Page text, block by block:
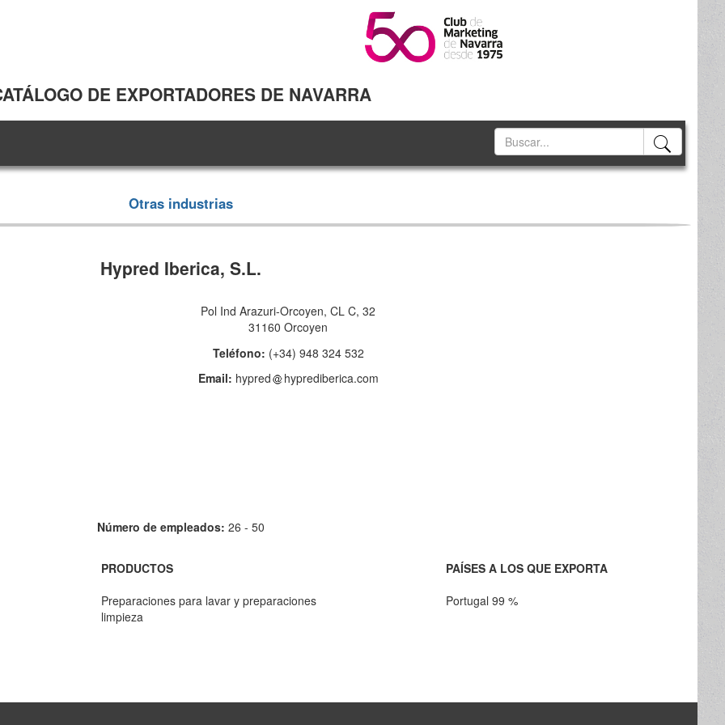
DE EXPORTADORES DE NAVARRA
Otras industrias
Hypred Iberica, S.L.
Pol Ind Arazuri-Orcoyen, CL C, 32
31160 Orcoyen
Teléfono: (+34) 948 324 532
Email: hypred hyprediberica.com
Número de empleados:26 - 50
PRODUCTOS
Preparaciones para lavar y preparaciones
limpieza
PAÍSES A LOS QUE EXPORTA
Portugal 99 %